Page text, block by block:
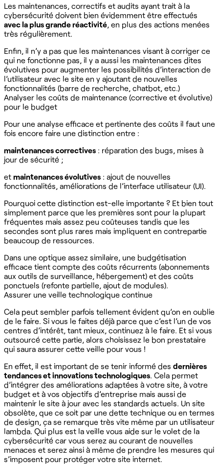
Les maintenances, correctifs et audits ayant trait à la
cybersécurité doivent bien évidemment être effectués
avec la plus grande réactivité, en plus des actions menées
très régulièrement.
Enfin, il n’y a pas que les maintenances visant à corriger ce
qui ne fonctionne pas, il y a aussi les maintenances dites
évolutives pour augmenter les possibilités d’interaction de
l’utilisateur avec le site en y ajoutant de nouvelles
fonctionnalités (barre de recherche, chatbot, etc.)
Analyser les coûts de maintenance (corrective et évolutive)
pour le budget
Pour une analyse efficace et pertinente des coûts il faut une
fois encore faire une distinction entre :
maintenances correctives : réparation des bugs, mises à
jour de sécurité ;
et maintenances évolutives : ajout de nouvelles
fonctionnalités, améliorations de l’interface utilisateur (UI).
Pourquoi cette distinction est-elle importante ? Et bien tout
simplement parce que les premières sont pour la plupart
fréquentes mais assez peu coûteuses tandis que les
secondes sont plus rares mais impliquent en contrepartie
beaucoup de ressources.
Dans une optique assez similaire, une budgétisation
efficace tient compte des coûts récurrents (abonnements
aux outils de surveillance, hébergement) et des coûts
ponctuels (refonte partielle, ajout de modules).
Assurer une veille technologique continue
Cela peut sembler parfois tellement évident qu’on en oublie
de le faire. Si vous le faites déjà parce que c’est l’un de vos
centres d’intérêt, tant mieux, continuez à le faire. Et si vous
outsourcé cette partie, alors choisissez le bon prestataire
qui saura assurer cette veille pour vous !
En effet, il est important de se tenir informé des dernières
tendances et innovations technologiques. Cela permet
d’intégrer des améliorations adaptées à votre site, à votre
budget et à vos objectifs d’entreprise mais aussi de
maintenir le site à jour avec les standards actuels. Un site
obsolète, que ce soit par une dette technique ou en termes
de design, ça se remarque très vite même par un utilisateur
lambda. Qui plus est la veille vous aide sur le volet de la
cybersécurité car vous serez au courant de nouvelles
menaces et serez ainsi à même de prendre les mesures qui
s’imposent pour protéger votre site internet.